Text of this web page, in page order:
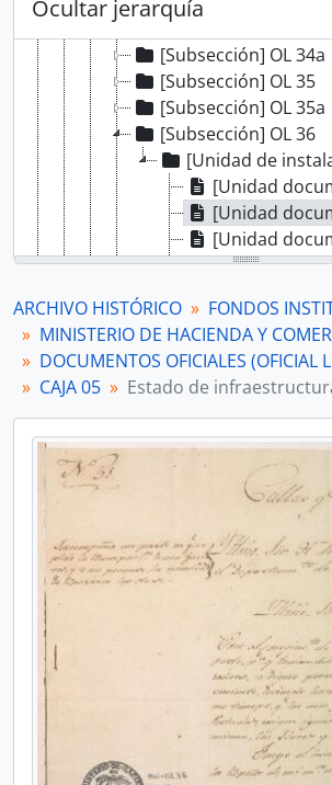
Ocultar jerarquía
[Subsección] OL 34
[Subsección] OL 34a
[Subsección] OL 35
[Subsección] OL 35a
[Subsección] OL 36
[Unidad de
[Unidad documental
[Unidad documental
[Unidad documental
[Unidad documental
[Unidad documental simple]
[Unidad documental
[Unidad documental
[Unidad documental
[Unidad documental
[Unidad documental
[Unidad documental
[Unidad documental
[Unidad documental
[Unidad documental
[Unidad documental
[Unidad documental
[Unidad documental
[Unidad documental
[Unidad documental
[Unidad documental
[Unidad documental
[Unidad documental simple]
ARCHIVO HISTÓRICO
FONDOS
MINISTERIO DE HACIENDA Y
DOCUMENTOS OFICIALES (OFICIAL
CAJA 05
Estado de